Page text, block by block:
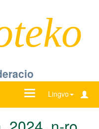
Lingvo
Ŝanĝu